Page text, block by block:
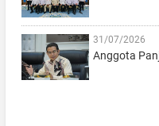
31/07/2026
Anggota